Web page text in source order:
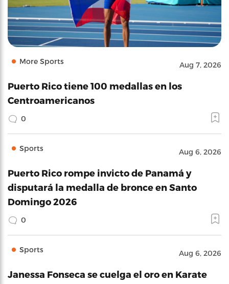
More Sports Aug 7, 2026
Puerto Rico tiene 100 medallas en los
Centroamericanos
0
Sports Aug 6, 2026
Puerto Rico rompe invicto de Panamá y
disputará la medalla de bronce en Santo
Domingo 2026
0
Sports Aug 6, 2026
Janessa Fonseca se cuelga el oro en Karate